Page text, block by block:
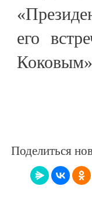
его
Коковым»
Поделиться